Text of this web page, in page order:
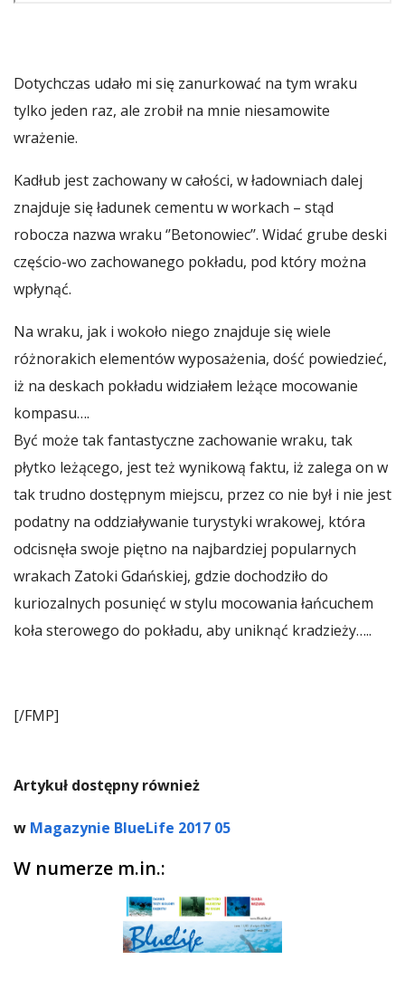
Dotychczas udało mi się zanurkować na tym wraku
tylko jeden raz, ale zrobił na mnie niesamowite
wrażenie.
Kadłub jest zachowany w całości, w ładowniach dalej
znajduje się ładunek cementu w workach – stąd
robocza nazwa wraku ‘’Betonowiec’’. Widać grube deski
częścio-wo zachowanego pokładu, pod który można
wpłynąć.
Na wraku, jak i wokoło niego znajduje się wiele
różnorakich elementów wyposażenia, dość powiedzieć,
iż na deskach pokładu widziałem leżące mocowanie
kompasu….
Być może tak fantastyczne zachowanie wraku, tak
płytko leżącego, jest też wynikową faktu, iż zalega on w
tak trudno dostępnym miejscu, przez co nie był i nie jest
podatny na oddziaływanie turystyki wrakowej, która
odcisnęła swoje piętno na najbardziej popularnych
wrakach Zatoki Gdańskiej, gdzie dochodziło do
kuriozalnych posunięć w stylu mocowania łańcuchem
koła sterowego do pokładu, aby uniknąć kradzieży…..
[/FMP]
Artykuł dostępny również
w Magazynie BlueLife 2017 05
W numerze m.in.: